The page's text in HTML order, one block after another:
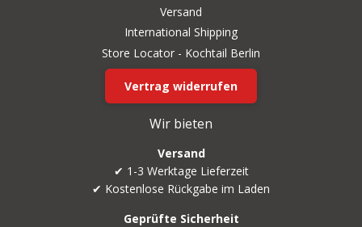
Versand
International Shipping
Store Locator - Kochtail Berlin
Vertrag widerrufen
Wir bieten
Versand
✔ 1-3 Werktage Lieferzeit
✔ Kostenlose Rückgabe im Laden
Geprüfte Sicherheit